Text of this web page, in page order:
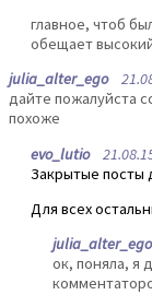
главное, чтоб
обещает
julia_alter_ego
дайте пожалуйста
похоже
evo_lutio
Закрытые посты
Для всех
julia_alter_ego
ок, поняла, я